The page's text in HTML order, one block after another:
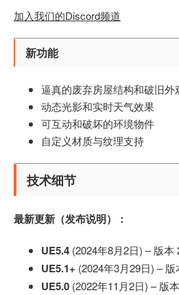
加入我们的Discord频道
新功能
逼真的废弃房屋结构和破旧外
动态光影和实时天气效果
可互动和破坏的环境物件
自定义材质与纹理支持
技术细节
最新更新（发布说明）：
UE5.4 (2024年8月2日) – 版本
UE5.1+ (2024年3月29日) – 版
UE5.0 (2022年11月2日) – 版